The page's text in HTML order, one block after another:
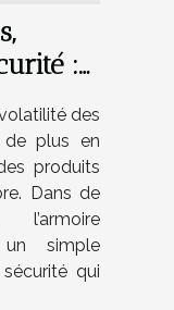
:
des
plus en
produits
Dans de
l’armoire
un simple
qui